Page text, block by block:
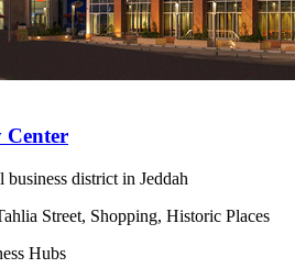
Center
district in Jeddah
Street, Shopping, Historic Places
Hubs